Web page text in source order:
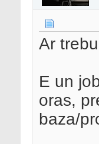
Ar
E un
oras,
baza/